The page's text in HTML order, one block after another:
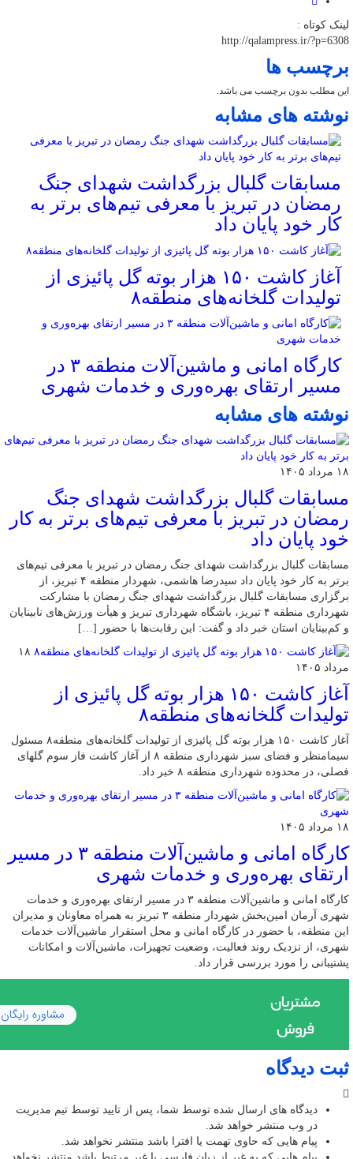
لینک کوتاه :
http://qalampress.ir/?p=6308
برچسب ها
این مطلب بدون برچسب می باشد.
نوشته های مشابه
مسابقات گلبال بزرگداشت شهدای جنگ
رمضان در تبریز با معرفی تیم‌های برتر به
کار خود پایان داد
آغاز کاشت ۱۵۰ هزار بوته گل پائیزی از
تولیدات گلخانه‌های منطقه۸
کارگاه امانی و ماشین‌آلات منطقه ۳ در
مسیر ارتقای بهره‌وری و خدمات شهری
نوشته های مشابه
۱۸ مرداد ۱۴۰۵
مسابقات گلبال بزرگداشت شهدای جنگ
رمضان در تبریز با معرفی تیم‌های برتر به کار
خود پایان داد
مسابقات گلبال بزرگداشت شهدای جنگ رمضان در تبریز با معرفی تیم‌های
برتر به کار خود پایان داد سیدرضا هاشمی، شهردار منطقه ۴ تبریز، از
برگزاری مسابقات گلبال بزرگداشت شهدای جنگ رمضان با مشارکت
شهرداری منطقه ۴ تبریز، باشگاه شهرداری تبریز و هیأت ورزش‌های نابینایان
و کم‌بینایان استان خبر داد و گفت: این رقابت‌ها با حضور […]
۱۸
مرداد ۱۴۰۵
آغاز کاشت ۱۵۰ هزار بوته گل پائیزی از
تولیدات گلخانه‌های منطقه۸
آغاز کاشت ۱۵۰ هزار بوته گل پائیزی از تولیدات گلخانه‌های منطقه۸ مسئول
سیمامنظر و فضای سبز شهرداری منطقه ۸ از آغاز کاشت فاز سوم گلهای
فصلی، در محدوده شهرداری منطقه ۸ خبر داد.
۱۸ مرداد ۱۴۰۵
کارگاه امانی و ماشین‌آلات منطقه ۳ در مسیر
ارتقای بهره‌وری و خدمات شهری
کارگاه امانی و ماشین‌آلات منطقه ۳ در مسیر ارتقای بهره‌وری و خدمات
شهری آرمان امین‌بخش شهردار منطقه ۳ تبریز به همراه معاونان و مدیران
این منطقه، با حضور در کارگاه امانی و محل استقرار ماشین‌آلات خدمات
شهری، از نزدیک روند فعالیت، وضعیت تجهیزات، ماشین‌آلات و امکانات
پشتیبانی را مورد بررسی قرار داد.
ثبت دیدگاه
دیدگاه های ارسال شده توسط شما، پس از تایید توسط تیم مدیریت
در وب منتشر خواهد شد.
پیام هایی که حاوی تهمت یا افترا باشد منتشر نخواهد شد.